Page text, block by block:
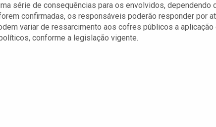
série de consequências para os envolvidos, dependendo
confirmadas, os responsáveis poderão responder por
variar de ressarcimento aos cofres públicos a aplicação
conforme a legislação vigente.